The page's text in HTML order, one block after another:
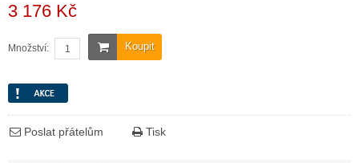
3 176 Kč
Koupit
Množství:
Poslat přátelům Tisk